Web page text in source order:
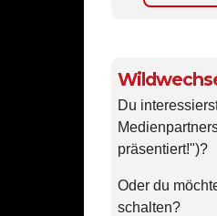
Du
präsentiert!")?
Oder du
schalten?